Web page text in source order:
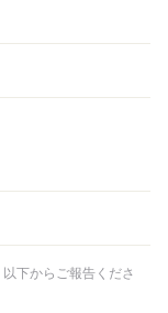
下からご報告くださ